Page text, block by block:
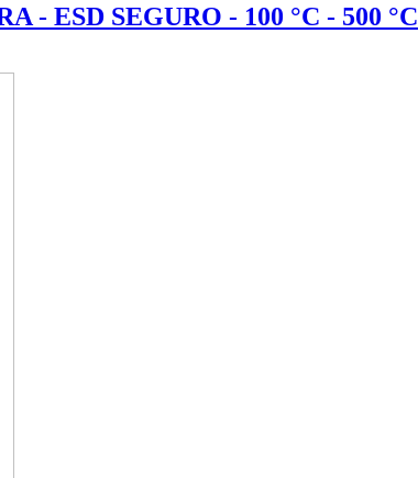
- ESD SEGURO - 100 °C - 500 °C